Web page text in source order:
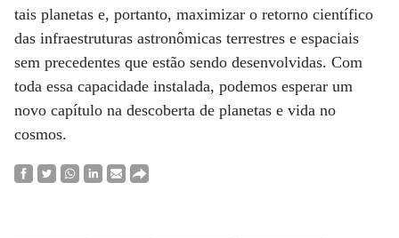
tais planetas e, portanto, maximizar o retorno científico
das infraestruturas astronômicas terrestres e espaciais
sem precedentes que estão sendo desenvolvidas. Com
toda essa capacidade instalada, podemos esperar um
novo capítulo na descoberta de planetas e vida no
cosmos.